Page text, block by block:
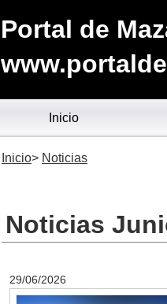
Portal de
Inicio
Inicio Noticias
Noticias
29/06/2026